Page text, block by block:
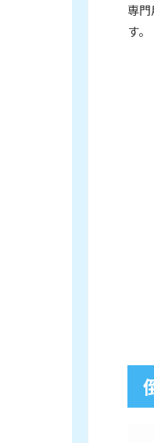
専
す。